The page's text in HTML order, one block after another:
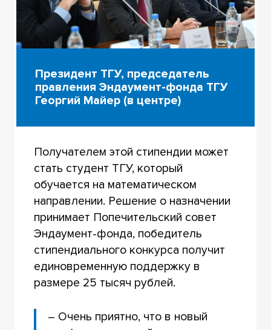
Президент ТГУ, председатель
правления Эндаумент-фонда ТГУ
Георгий Майер (в центре)
Получателем этой стипендии может
стать студент ТГУ, который
обучается на математическом
направлении. Решение о назначении
принимает Попечительский совет
Эндаумент-фонда, победитель
стипендиального конкурса получит
единовременную поддержку в
размере 25 тысяч рублей.
– Очень приятно, что в новый